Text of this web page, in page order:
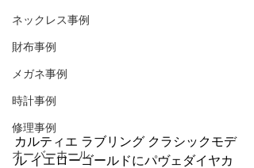
ネックレス事例
財布事例
メガネ事例
時計事例
修理事例
オーバーホール
カルティエ ラブリング クラシックモデ
ル イエローゴールドにパヴェダイヤカ